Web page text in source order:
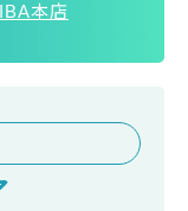
本店